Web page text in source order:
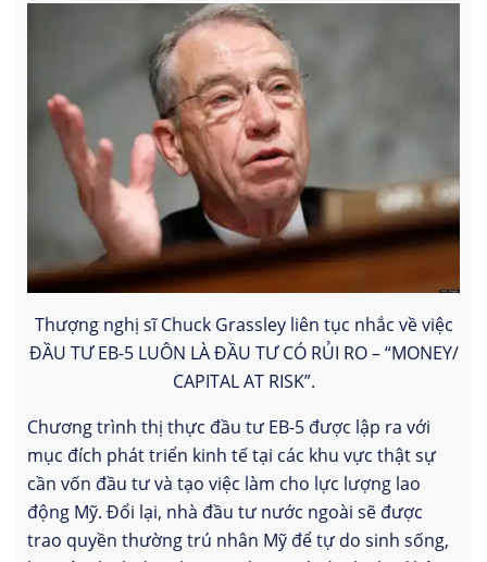
Thượng nghị sĩ Chuck Grassley liên tục nhắc về việc
ĐẦU TƯ EB-5 LUÔN LÀ ĐẦU TƯ CÓ RỦI RO – “MONEY/
CAPITAL AT RISK”.
Chương trình thị thực đầu tư EB-5 được lập ra với
mục đích phát triển kinh tế tại các khu vực thật sự
cần vốn đầu tư và tạo việc làm cho lực lượng lao
động Mỹ. Đổi lại, nhà đầu tư nước ngoài sẽ được
trao quyền thường trú nhân Mỹ để tự do sinh sống,